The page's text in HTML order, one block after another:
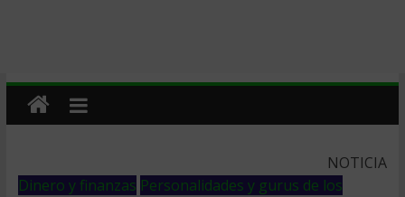
NOTICIA
Dinero y finanzas Personalidades y gurus de los